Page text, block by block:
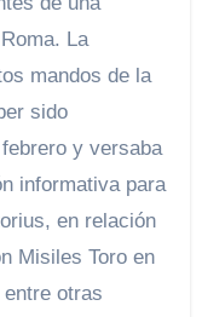
La
mandos de la
sido
y versaba
informativa para
en relación
Misiles Toro en
otras